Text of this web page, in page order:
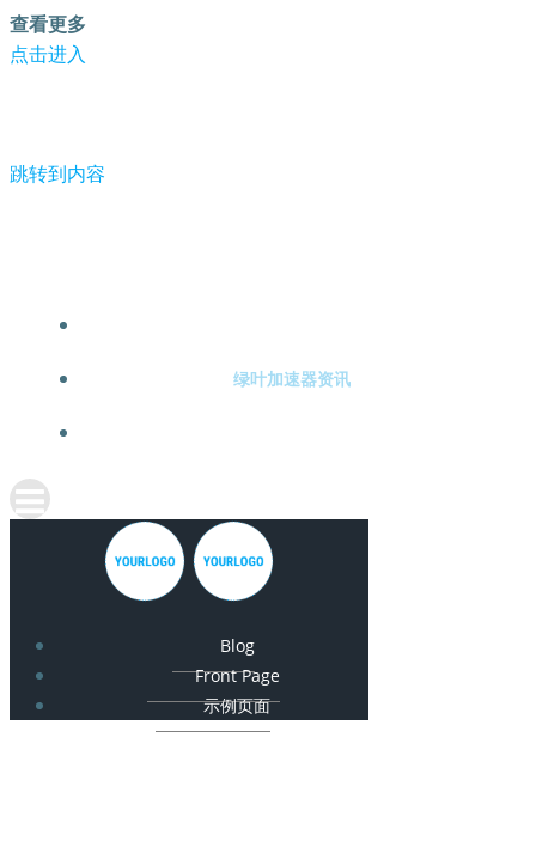
查看更多
点击进入
跳转到内容
绿叶加速器资讯
Blog
Front Page
示例页面